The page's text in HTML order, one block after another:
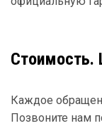
Стоимость.
Каждое
Позвоните нам